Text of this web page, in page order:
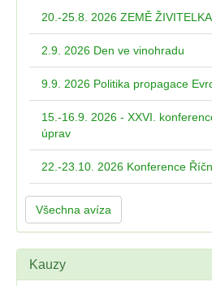
20.-25.8. 2026 ZEMĚ ŽIVITELKA
2.9. 2026 Den ve vinohradu
9.9. 2026 Politika propagace
15.-16.9. 2026 - XXVI.
úprav
22.-23.10. 2026 Konference
Všechna avíza
Kauzy